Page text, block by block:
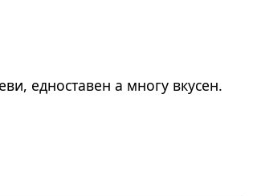
едноставен а многу вкусен.